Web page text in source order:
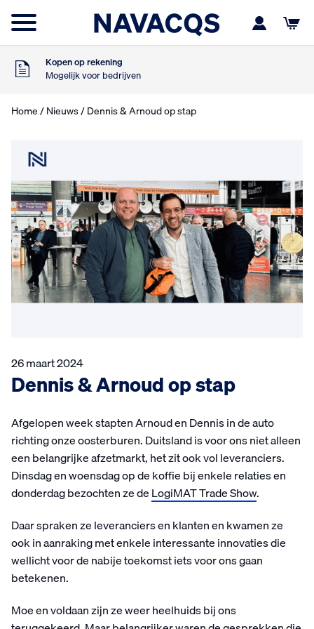
Morgen in huis
9
Klanten geven ons
Op basis van 453 beoordelingen
Kopen op rekening
Mogelijk voor bedrijven
Voor 16:00 besteld
,5
Mogelijk voor bedrijven
Gratis verzending
Vanaf €75,- excl. BTW
Voor 16:00 besteld
Morgen in huis
Home/Nieuws/ Dennis & Arnoud op stap
26 maart 2024
Dennis & Arnoud op stap
Afgelopen week stapten Arnoud en Dennis in de auto
richting onze oosterburen. Duitsland is voor ons niet alleen
een belangrijke afzetmarkt, het zit ook vol leveranciers.
Dinsdag en woensdag op de koffie bij enkele relaties en
donderdag bezochten ze deLogiMAT Trade Show.
Daar spraken ze leveranciers en klanten en kwamen ze
ook in aanraking met enkele interessante innovaties die
wellicht voor de nabije toekomst iets voor ons gaan
betekenen.
Moe en voldaan zijn ze weer heelhuids bij ons